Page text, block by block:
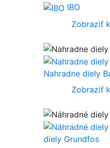
IBO
Zobraziť
Nahradne diely
Zobraziť
diely Grundfos